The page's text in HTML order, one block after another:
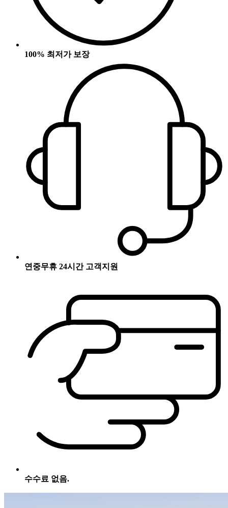
100% 최저가 보장
연중무휴 24시간 고객지원
수수료 없음.